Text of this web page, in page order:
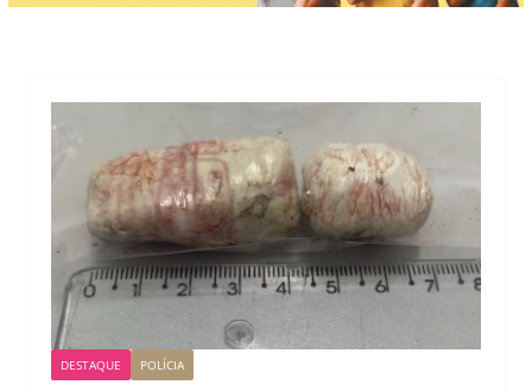
DESTAQUE POLÍCIA